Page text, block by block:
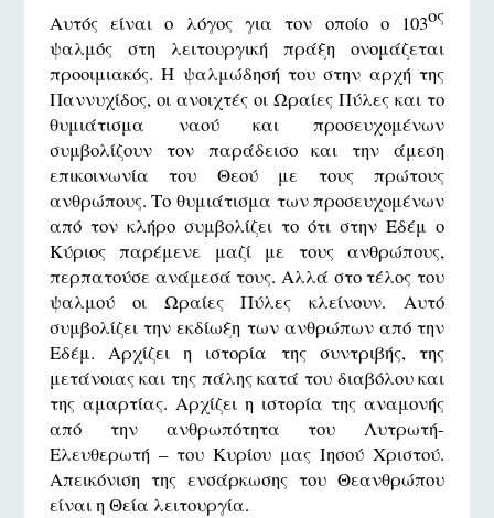
Αυτός είναι ο λόγος για τον οποίο ο 103ος
ψαλμός στη λειτουργική πράξη ονομάζεται
προοιμιακός. Η ψαλμώδησή του στην αρχή της
Παννυχίδος, οι ανοιχτές οι Ωραίες Πύλες και το
θυμιάτισμα ναού και προσευχομένων
συμβολίζουν τον παράδεισο και την άμεση
επικοινωνία του Θεού με τους πρώτους
ανθρώπους. Το θυμιάτισμα των προσευχομένων
από τον κλήρο συμβολίζει το ότι στην Εδέμ ο
Κύριος παρέμενε μαζί με τους ανθρώπους,
περπατούσε ανάμεσά τους. Αλλά στο τέλος του
ψαλμού οι Ωραίες Πύλες κλείνουν. Αυτό
συμβολίζει την εκδίωξη των ανθρώπων από την
Εδέμ. Αρχίζει η ιστορία της συντριβής, της
μετάνοιας και της πάλης κατά του διαβόλου και
της αμαρτίας. Αρχίζει η ιστορία της αναμονής
από την ανθρωπότητα του Λυτρωτή-
Ελευθερωτή – του Κυρίου μας Ιησού Χριστού.
Απεικόνιση της ενσάρκωσης του Θεανθρώπου
είναι η Θεία λειτουργία.